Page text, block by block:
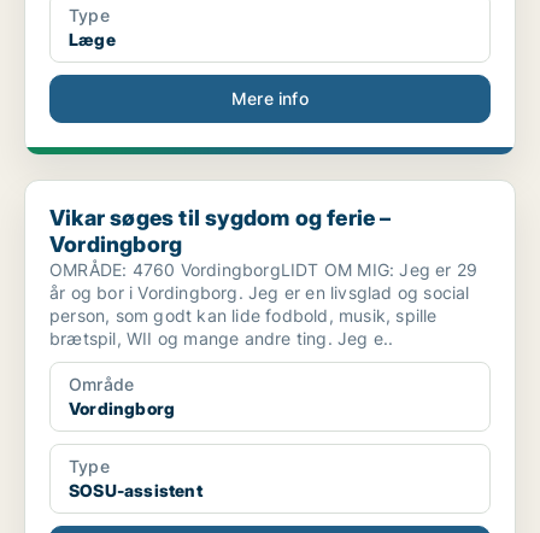
Type
Læge
Mere info
Vikar søges til sygdom og ferie – Vordingborg
Vikar søges til sygdom og ferie –
Vordingborg
OMRÅDE: 4760 VordingborgLIDT OM MIG: Jeg er 29
år og bor i Vordingborg. Jeg er en livsglad og social
person, som godt kan lide fodbold, musik, spille
brætspil, WII og mange andre ting. Jeg e..
Område
Vordingborg
Type
SOSU-assistent